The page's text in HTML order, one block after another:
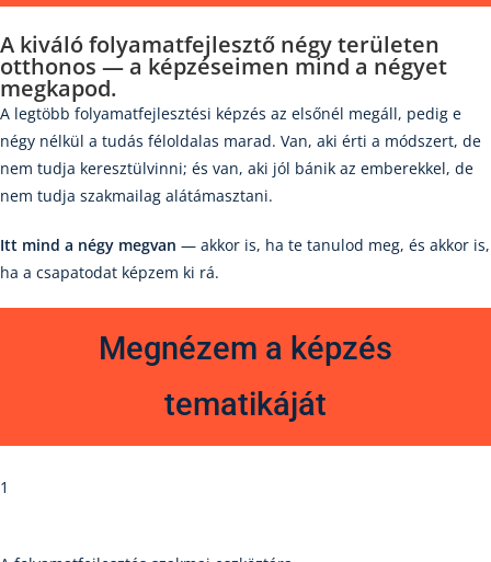
A kiváló folyamatfejlesztő négy területen
otthonos — a képzéseimen mind a négyet
megkapod.
A legtöbb folyamatfejlesztési képzés az elsőnél megáll, pedig e
négy nélkül a tudás féloldalas marad. Van, aki érti a módszert, de
nem tudja keresztülvinni; és van, aki jól bánik az emberekkel, de
nem tudja szakmailag alátámasztani.
Itt mind a négy megvan — akkor is, ha te tanulod meg, és akkor is,
ha a csapatodat képzem ki rá.
Megnézem a képzés
tematikáját
1